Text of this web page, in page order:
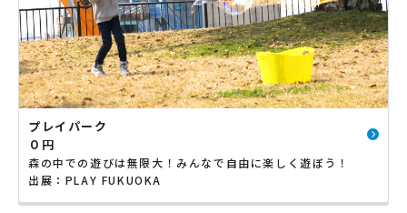
プレイパーク
０円
森の中での遊びは無限大！みんなで自由に楽しく遊ぼう！
出展：PLAY FUKUOKA